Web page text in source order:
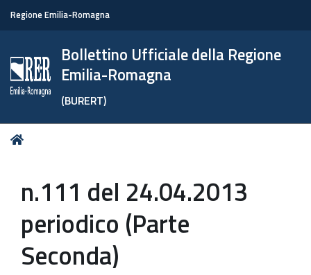
Regione Emilia-Romagna
Bollettino Ufficiale della Regione
Emilia-Romagna
(BURERT)
Tu
n.111 del 24.04.2013
periodico (Parte
Seconda)